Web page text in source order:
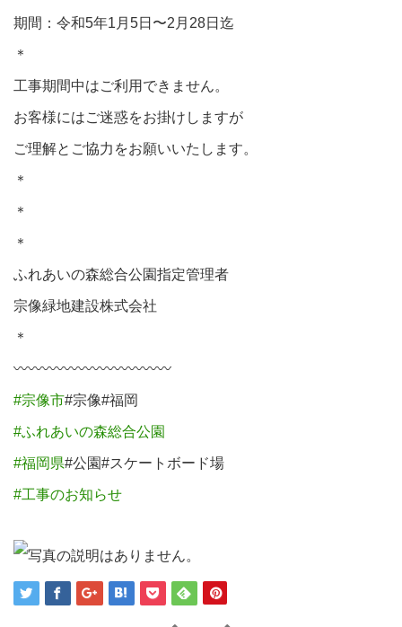
期間：令和5年1月5日〜2月28日迄
＊
工事期間中はご利用できません。
お客様にはご迷惑をお掛けしますが
ご理解とご協力をお願いいたします。
＊⁡
＊⁡
＊⁡
ふれあいの森総合公園指定管理者⁡⁡
宗像緑地建設株式会社⁡⁡
＊⁡⁡
〰︎〰︎〰︎〰︎〰︎〰︎〰︎〰︎〰︎〰︎〰︎
#宗像市#宗像#福岡⁡⁡
#ふれあいの森総合公園
#福岡県#公園#スケートボード場
#工事のお知らせ